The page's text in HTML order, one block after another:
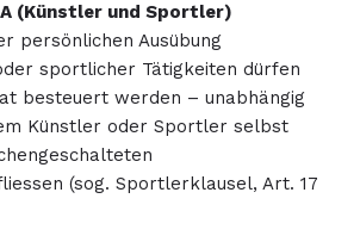
(Künstler und Sportler)
persönlichen Ausübung
sportlicher Tätigkeiten dürfen
besteuert werden – unabhängig
Künstler oder Sportler selbst
(sog. Sportlerklausel, Art. 17